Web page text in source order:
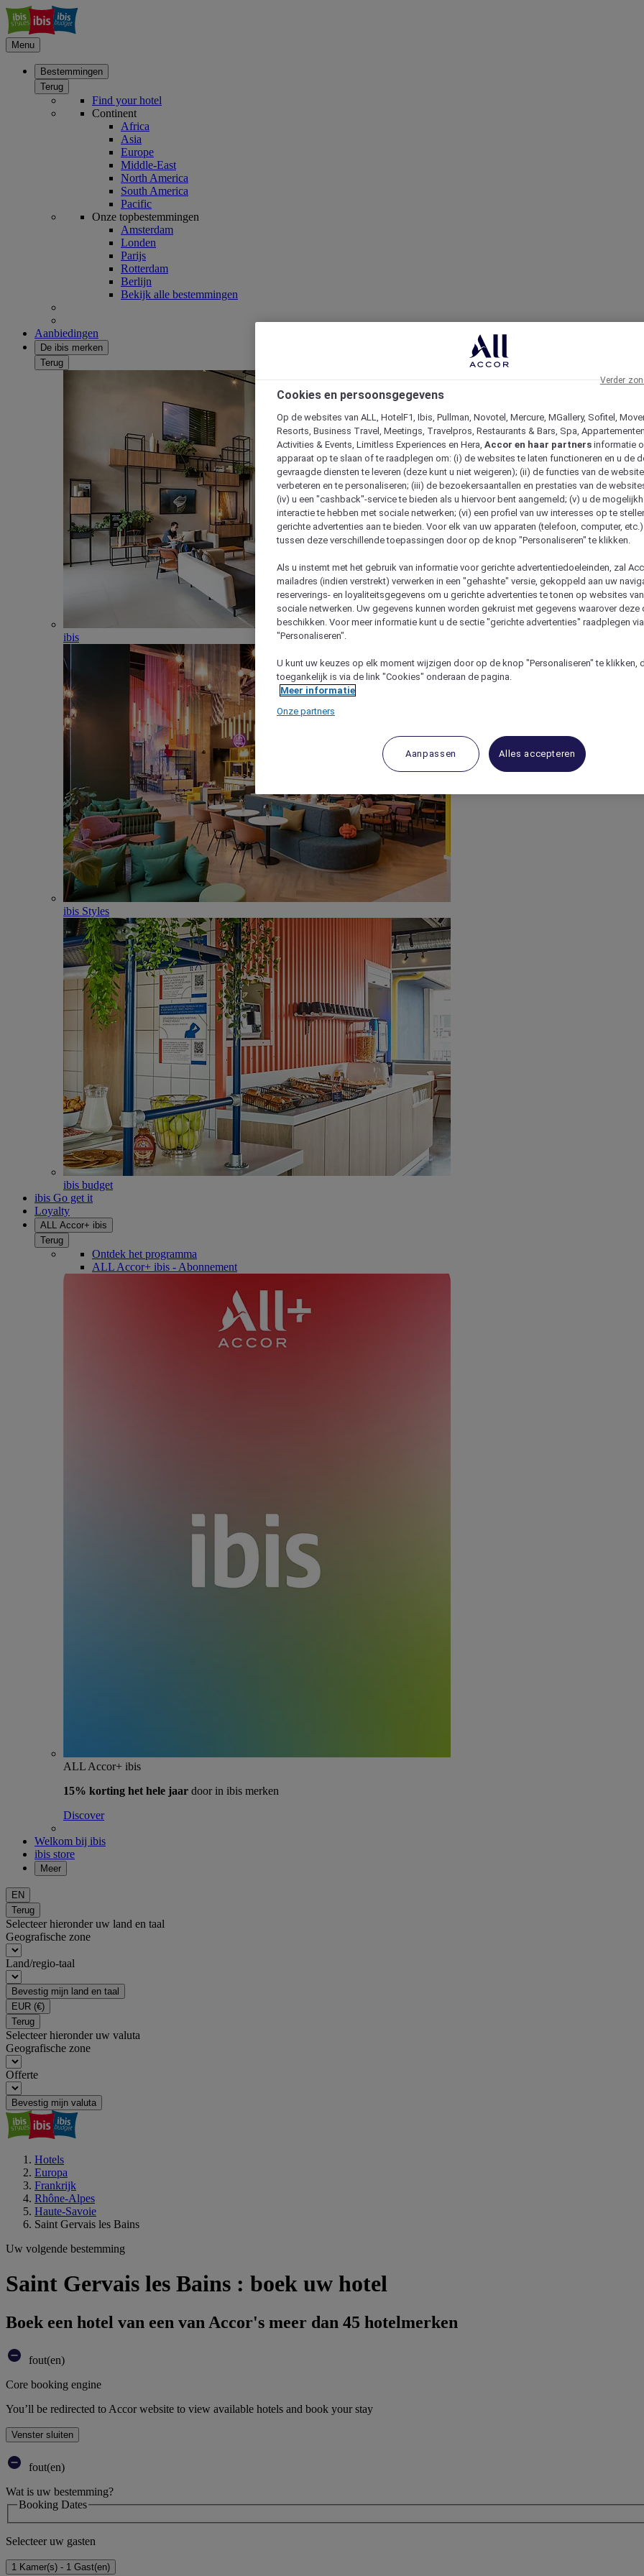
Menu
Bestemmingen
Terug
Find your hotel
Continent
Africa
Asia
Europe
Middle-East
North America
South America
Pacific
Onze topbestemmingen
Amsterdam
Londen
Parijs
Rotterdam
Berlijn
Bekijk alle bestemmingen
Aanbiedingen
De ibis merken
Terug
ibis
ibis Styles
ibis budget
ibis Go get it
Loyalty
ALL Accor+ ibis
Terug
Ontdek het programma
ALL Accor+ ibis - Abonnement
ALL Accor+ ibis
15% korting het hele jaar door in ibis merken
Discover
Welkom bij ibis
ibis store
Meer
EN
Terug
Selecteer hieronder uw land en taal
Geografische zone
Land/regio-taal
Bevestig mijn land en taal
EUR (€)
Terug
Selecteer hieronder uw valuta
Geografische zone
Offerte
Bevestig mijn valuta
Hotels
Europa
Frankrijk
Rhône-Alpes
Haute-Savoie
Saint Gervais les Bains
Uw volgende bestemming
Saint Gervais les Bains : boek uw hotel
Boek een hotel van een van Accor's meer dan 45 hotelmerken
fout(en)
Core booking engine
You’ll be redirected to Accor website to view available hotels and book your stay
Venster sluiten
fout(en)
Wat is uw bestemming?
Booking Dates
Selecteer uw gasten
1 Kamer(s) - 1 Gast(en)
Cookies en persoonsgegevens
Op de websites van ALL, HotelF1, Ibis, Pullman, Novotel, Mercure, MGallery, Sofitel,
Resorts, Business Travel, Meetings, Travelpros, Restaurants & Bars, Spa,
Activities & Events, Limitless Experiences en Hera, Accor en haar partners informatie
apparaat op te slaan of te raadplegen om: (i) de websites te laten functioneren en u de
gevraagde diensten te leveren (deze kunt u niet weigeren); (ii) de functies van de
verbeteren en te personaliseren; (iii) de bezoekersaantallen en prestaties van de
(iv) u een "cashback"-service te bieden als u hiervoor bent aangemeld; (v) u de
interactie te hebben met sociale netwerken; (vi) een profiel van uw interesses op te
gerichte advertenties aan te bieden. Voor elk van uw apparaten (telefoon, computer,
tussen deze verschillende toepassingen door op de knop "Personaliseren" te klikken.
Als u instemt met het gebruik van informatie voor gerichte advertentiedoeleinden, zal
mailadres (indien verstrekt) verwerken in een "gehashte" versie, gekoppeld aan uw
reserverings- en loyaliteitsgegevens om u gerichte advertenties te tonen op websites
sociale netwerken. Uw gegevens kunnen worden gekruist met gegevens waarover deze
beschikken. Voor meer informatie kunt u de sectie "gerichte advertenties" raadplegen
"Personaliseren".
U kunt uw keuzes op elk moment wijzigen door op de knop "Personaliseren" te klikken,
toegankelijk is via de link "Cookies" onderaan de pagina.
Meer informatie
Onze partners
Aanpassen Alles accepteren
Verder